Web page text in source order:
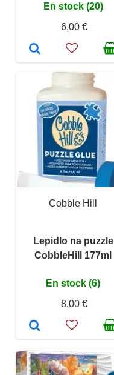
En stock (20)
6,00 €
Cobble Hill
Lepidlo na puzzle
CobbleHill 177ml
En stock (6)
8,00 €